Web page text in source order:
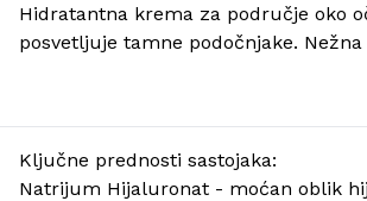
Hidratantna krema za područje oko
posvetljuje tamne podočnjake.
Ključne prednosti sastojaka:
Natrijum Hijaluronat - moćan oblik